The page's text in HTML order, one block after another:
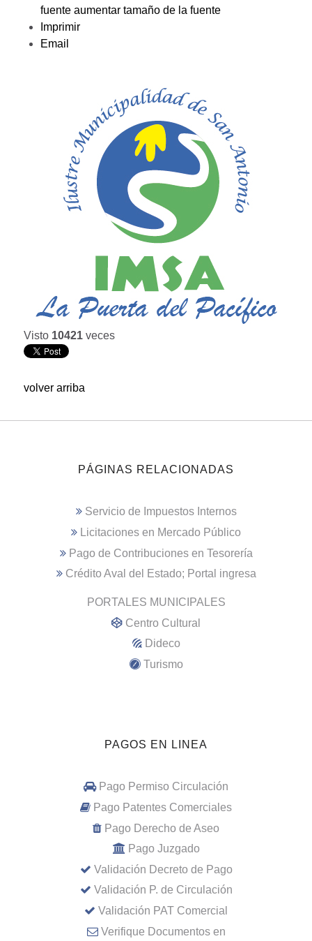
fuente aumentar tamaño de la fuente
Imprimir
Email
Visto 10421 veces
volver arriba
PÁGINAS RELACIONADAS
Servicio de Impuestos Internos
Licitaciones en Mercado Público
Pago de Contribuciones en Tesorería
Crédito Aval del Estado; Portal ingresa
PORTALES MUNICIPALES
Centro Cultural
Dideco
Turismo
PAGOS EN LINEA
Pago Permiso Circulación
Pago Patentes Comerciales
Pago Derecho de Aseo
Pago Juzgado
Validación Decreto de Pago
Validación P. de Circulación
Validación PAT Comercial
Verifique Documentos en